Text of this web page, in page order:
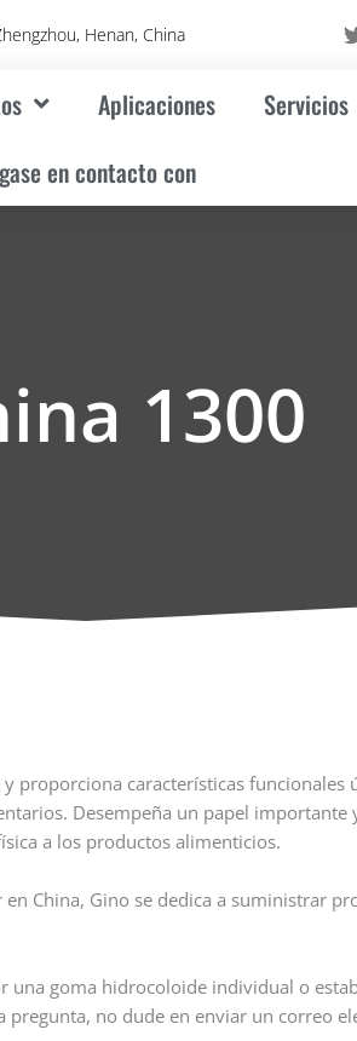
Henan, China
Aplicaciones
Servicios
en contacto con
1300
proporciona características funcionales
Desempeña un papel
a los productos alimenticios.
China, Gino se dedica a suministrar
una goma hidrocoloide individual o
pregunta, no dude en enviar un correo